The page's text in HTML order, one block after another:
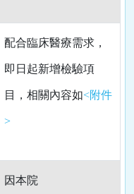
配合臨床醫療需求，
即日起新增檢驗項
目，相關內容如<附件
>
因本院